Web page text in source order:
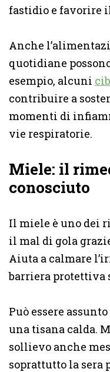
fastidio e favorire
Anche
quotidiane
esempio, alcuni
contribuire a
momenti di
vie respiratorie.
Miele: il
conosciuto
Il miele è uno dei
il mal di gola
Aiuta a calmare
barriera protettiva
Può essere
una tisana calda.
sollievo anche
soprattutto la sera